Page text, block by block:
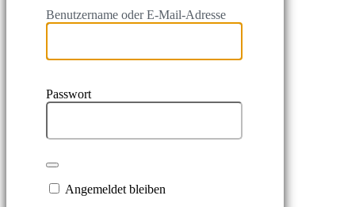
Benutzername oder E-Mail-Adresse
Passwort
Angemeldet bleiben